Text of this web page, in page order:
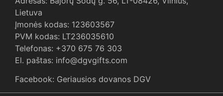
Lietuva
Įmonės kodas: 123603567
PVM kodas: LT236035610
Telefonas: +370 675 76 303
El. paštas: info@dgvgifts.com
Facebook: Geriausios dovanos DGV